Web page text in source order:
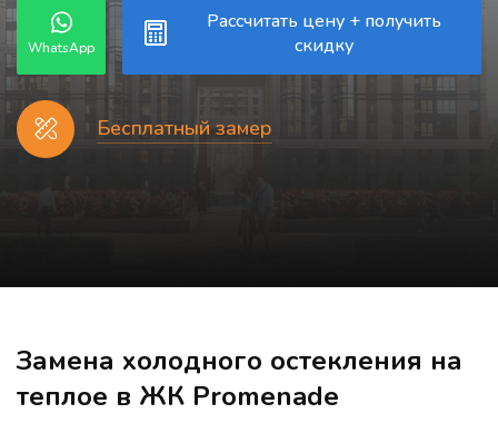
WhatsApp
Рассчитать цену + получить
скидку
Бесплатный замер
Замена холодного остекления на
теплое в ЖК Promenade